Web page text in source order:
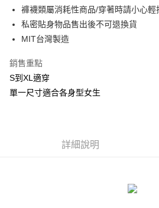
匯豐（台灣）商業銀行
華泰
聯邦商業銀行
玉山商業銀行
台灣樂天信用卡公司
街口支付
悠遊付
AFTEE先享後付
相關說明
AFTEE先享後付是「在收到商品之後才付款」
３．安心：先確認商品／服務後，再付款。
２．訂單成立數日內，您將收到繳費通知簡訊。
ATM付款
褲襪類屬消耗性商品/穿著時請小心輕
私密貼身物品售出後不可退換貨
MIT台灣製造
銷售重點
S到XL適穿
單一尺寸適合各身型女生
詳細說明